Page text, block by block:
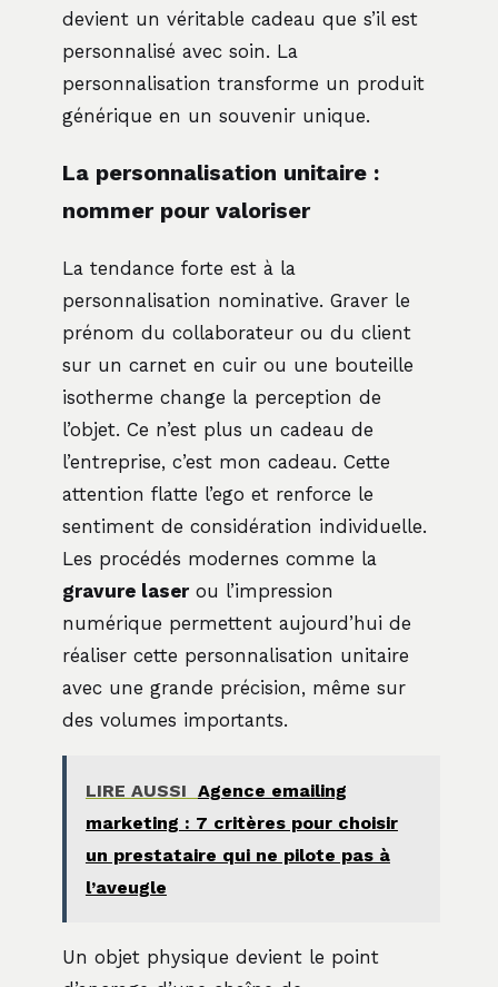
devient un véritable cadeau que s’il est
personnalisé avec soin. La
personnalisation transforme un produit
générique en un souvenir unique.
La personnalisation unitaire :
nommer pour valoriser
La tendance forte est à la
personnalisation nominative. Graver le
prénom du collaborateur ou du client
sur un carnet en cuir ou une bouteille
isotherme change la perception de
l’objet. Ce n’est plus un cadeau de
l’entreprise, c’est mon cadeau. Cette
attention flatte l’ego et renforce le
sentiment de considération individuelle.
Les procédés modernes comme la
gravure laserou l’impression
numérique permettent aujourd’hui de
réaliser cette personnalisation unitaire
avec une grande précision, même sur
des volumes importants.
LIRE AUSSI Agence emailing
marketing : 7 critères pour choisir
un prestataire qui ne pilote pas à
l’aveugle
Un objet physique devient le point